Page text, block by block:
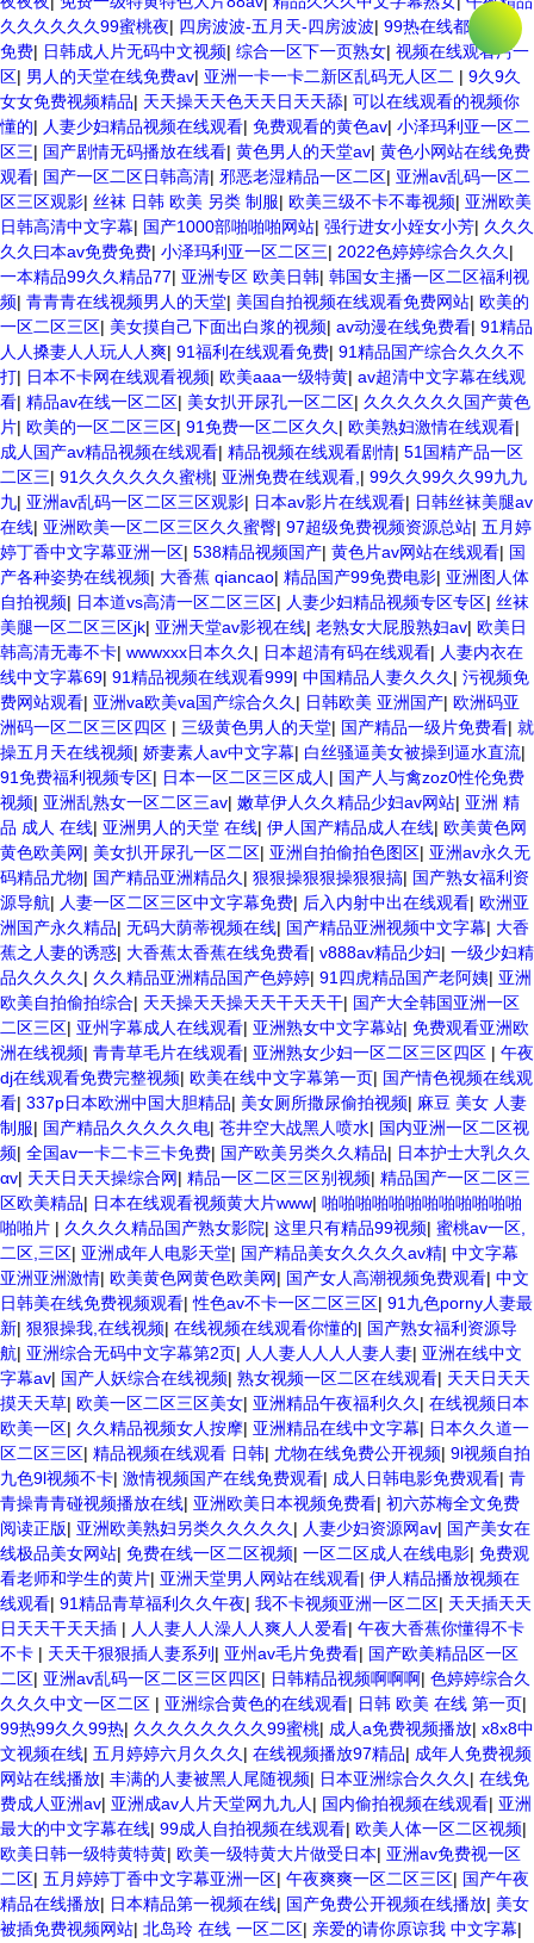
久久久久久久99蜜桃夜| 四房波波-五月天-四房波波| 99热在线都是精品
免费| 日韩成人片无码中文视频| 综合一区下一页熟女| 视频在线观看污一
区| 男人的天堂在线免费av| 亚洲一卡一卡二新区乱码无人区二 | 9久9久
女女免费视频精品| 天天操天天色天天日天天舔| 可以在线观看的视频你
懂的| 人妻少妇精品视频在线观看| 免费观看的黄色av| 小泽玛利亚一区二
区三| 国产剧情无码播放在线看| 黄色男人的天堂av| 黄色小网站在线免费
观看| 国产一区二区日韩高清| 邪恶老湿精品一区二区| 亚洲av乱码一区二
区三区观影| 丝袜 日韩 欧美 另类 制服| 欧美三级不卡不毒视频| 亚洲欧美
日韩高清中文字幕| 国产1000部啪啪啪网站| 强行进女小姪女小芳| 久久久
久久曰本av免费免费| 小泽玛利亚一区二区三| 2022色婷婷综合久久久 |
一本精品99久久精品77| 亚洲专区 欧美日韩| 韩国女主播一区二区福利视
频| 青青青在线视频男人的天堂| 美国自拍视频在线观看免费网站| 欧美的
一区二区三区| 美女摸自己下面出白浆的视频| av动漫在线免费看| 91精品
人人搡妻人人玩人人爽| 91福利在线观看免费| 91精品国产综合久久久不
打| 日本不卡网在线观看视频| 欧美aaa一级特黄| av超清中文字幕在线观
看| 精品av在线一区二区| 美女扒开尿孔一区二区| 久久久久久久国产黄色
片| 欧美的一区二区三区| 91免费一区二区久久 | 欧美熟妇激情在线观看|
成人国产av精品视频在线观看| 精品视频在线观看剧情| 51国精产品一区
二区三| 91久久久久久久蜜桃| 亚洲免费在线观看, | 99久久99久久99九九
九| 亚洲av乱码一区二区三区观影| 日本av影片在线观看| 日韩丝袜美腿av
在线| 亚洲欧美一区二区三区久久蜜臀| 97超级免费视频资源总站| 五月婷
婷丁香中文字幕亚洲一区| 538精品视频国产| 黄色片av网站在线观看| 国
产各种姿势在线视频| 大香蕉 qiancao| 精品国产99免费电影| 亚洲图人体
自拍视频| 日本道vs高清一区二区三区| 人妻少妇精品视频专区专区| 丝袜
美腿一区二区三区jk| 亚洲天堂av影视在线| 老熟女大屁股熟妇av| 欧美日
韩高清无毒不卡| wwwxxx日本久久 | 日本超清有码在线观看| 人妻内衣在
线中文字幕69| 91精品视频在线观看999| 中国精品人妻久久久 | 污视频免
费网站观看| 亚洲va欧美va国产综合久久 | 日韩欧美 亚洲国产| 欧洲码亚
洲码一区二区三区四区 | 三级黄色男人的天堂| 国产精品一级片免费看| 就
操五月天在线视频| 娇妻素人av中文字幕| 白丝骚逼美女被操到逼水直流|
91免费福利视频专区| 日本一区二区三区成人 | 国产人与禽zoz0性伦免费
视频| 亚洲乱熟女一区二区三av| 嫩草伊人久久精品少妇av网站| 亚洲 精
品 成人 在线| 亚洲男人的天堂 在线| 伊人国产精品成人在线| 欧美黄色网
黄色欧美网| 美女扒开尿孔一区二区| 亚洲自拍偷拍色图区| 亚洲av永久无
码精品尤物| 国产精品亚洲精品久 | 狠狠操狠狠操狠狠搞| 国产熟女福利资
源导航| 人妻一区二区三区中文字幕免费| 后入内射中出在线观看| 欧洲亚
洲国产永久精品| 无码大荫蒂视频在线| 国产精品亚洲视频中文字幕| 大香
蕉之人妻的诱惑| 大香蕉太香蕉在线免费看| v888av精品少妇| 一级少妇精
品久久久久 | 久久精品亚洲精品国产色婷婷| 91四虎精品国产老阿姨| 亚洲
欧美自拍偷拍综合| 天天操天天操天天干天天干| 国产大全韩国亚洲一区
二区三区| 亚州字幕成人在线观看| 亚洲熟女中文字幕站| 免费观看亚洲欧
洲在线视频| 青青草毛片在线观看| 亚洲熟女少妇一区二区三区四区 | 午夜
dj在线观看免费完整视频| 欧美在线中文字幕第一页| 国产情色视频在线观
看| 337p日本欧洲中国大胆精品| 美女厕所撒尿偷拍视频| 麻豆 美女 人妻
制服| 国产精品久久久久久电| 苍井空大战黑人喷水| 国内亚洲一区二区视
频| 全国av一卡二卡三卡免费| 国产欧美另类久久精品| 日本护士大乳久久
αv| 天天日天天操综合网| 精品一区二区三区别视频| 精品国产一区二区三
区欧美精品| 日本在线观看视频黄大片www| 啪啪啪啪啪啪啪啪啪啪啪啪
啪啪片 | 久久久久精品国产熟女影院| 这里只有精品99视频| 蜜桃av一区,
二区,三区| 亚洲成年人电影天堂| 国产精品美女久久久久av精| 中文字幕
亚洲亚洲激情| 欧美黄色网黄色欧美网| 国产女人高潮视频免费观看| 中文
日韩美在线免费视频观看|性色av不卡一区二区三区| 91九色porny人妻最
新| 狠狠操我,在线视频| 在线视频在线观看你懂的| 国产熟女福利资源导
航| 亚洲综合无码中文字幕第2页| 人人妻人人人人妻人妻| 亚洲在线中文
字幕av| 国产人妖综合在线视频| 熟女视频一区二区在线观看| 天天日天天
摸天天草| 欧美一区二区三区美女| 亚洲精品午夜福利久久 | 在线视频日本
欧美一区| 久久精品视频女人按摩| 亚洲精品在线中文字幕| 日本久久道一
区二区三区| 精品视频在线观看 日韩| 尤物在线免费公开视频| 9l视频自拍
九色9l视频不卡| 激情视频国产在线免费观看| 成人日韩电影免费观看| 青
青操青青碰视频播放在线| 亚洲欧美日本视频免费看| 初六苏梅全文免费
阅读正版| 亚洲欧美熟妇另类久久久久久 | 人妻少妇资源网av| 国产美女在
线极品美女网站| 免费在线一区二区视频| 一区二区成人在线电影| 免费观
看老师和学生的黄片| 亚洲天堂男人网站在线观看| 伊人精品播放视频在
线观看| 91精品青草福利久久午夜| 我不卡视频亚洲一区二区| 天天插天天
日天天干天天插 | 人人妻人人澡人人爽人人爱看| 午夜大香蕉你懂得不卡
不卡 | 天天干狠狠插人妻系列 | 亚州av毛片免费看| 国产欧美精品区一区
二区| 亚洲av乱码一区二区三区四区| 日韩精品视频啊啊啊| 色婷婷综合久
久久久中文一区二区 | 亚洲综合黄色的在线观看| 日韩 欧美 在线 第一页|
99热99久久99热| 久久久久久久久久99蜜桃| 成人a免费视频播放| x8x8中
文视频在线| 五月婷婷六月久久久 | 在线视频播放97精品| 成年人免费视频
网站在线播放| 丰满的人妻被黑人尾随视频| 日本亚洲综合久久久 | 在线免
费成人亚洲av| 亚洲成av人片天堂网九九人 | 国内偷拍视频在线观看| 亚洲
最大的中文字幕在线| 99成人自拍视频在线观看| 欧美人体一区二区视频|
欧美日韩一级特黄特黄| 欧美一级特黄大片做受日本| 亚洲av免费视一区
二区| 五月婷婷丁香中文字幕亚洲一区| 午夜爽爽一区二区三区| 国产午夜
精品在线播放| 日本精品第一视频在线| 国产免费公开视频在线播放| 美女
被插免费视频网站| 北岛玲 在线 一区二区| 亲爱的请你原谅我 中文字幕|